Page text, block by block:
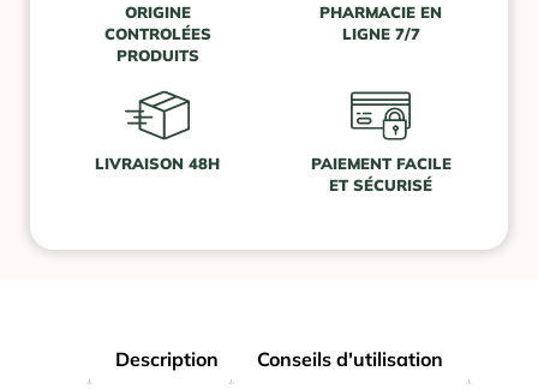
ORIGINE
CONTROLÉES
PRODUITS
PHARMACIE EN
LIGNE 7/7
LIVRAISON 48H
PAIEMENT FACILE
ET SÉCURISÉ
Description
Conseils d'utilisation